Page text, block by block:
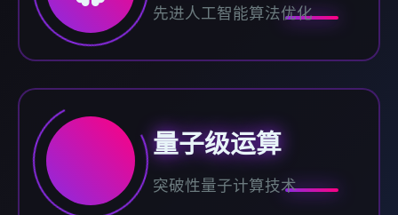
先进人工智能算法优化
量子级运算
突破性量子计算技术